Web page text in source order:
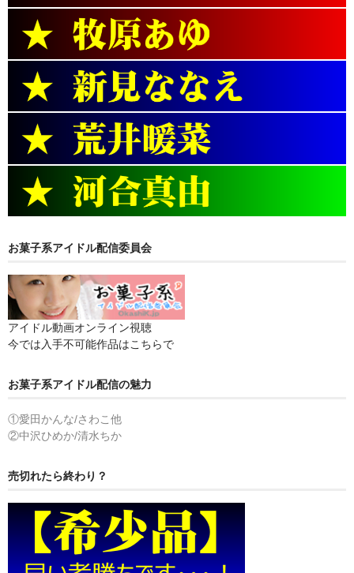
お菓子系アイドル配信委員会
アイドル動画オンライン視聴
今では入手不可能作品はこちらで
お菓子系アイドル配信の魅力
①愛田かんな/さわこ他
②中沢ひめか/清水ちか
売切れたら終わり？